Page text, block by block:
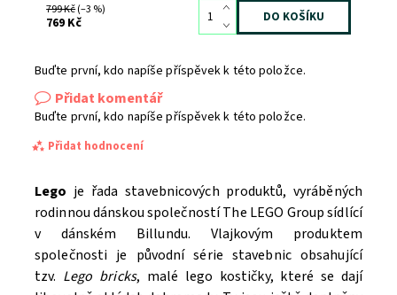
799 Kč(–3 %)
769 Kč
Buďte první, kdo napíše příspěvek k této položce.
Přidat komentář
Buďte první, kdo napíše příspěvek k této položce.
Přidat hodnocení
Lego je řada stavebnicových produktů, vyráběných
rodinnou dánskou společností The LEGO Group sídlící
v dánském Billundu. Vlajkovým produktem
společnosti je původní série stavebnic obsahující
tzv. Lego bricks, malé lego kostičky, které se dají